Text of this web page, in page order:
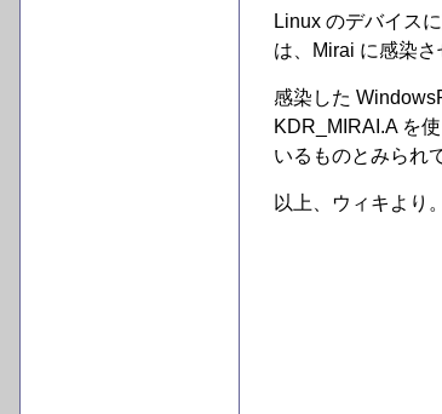
Linux のデバイス
は、Mirai に感染
感染した
KDR_MIRAI.A を
いるものとみられ
以上、ウィキより。